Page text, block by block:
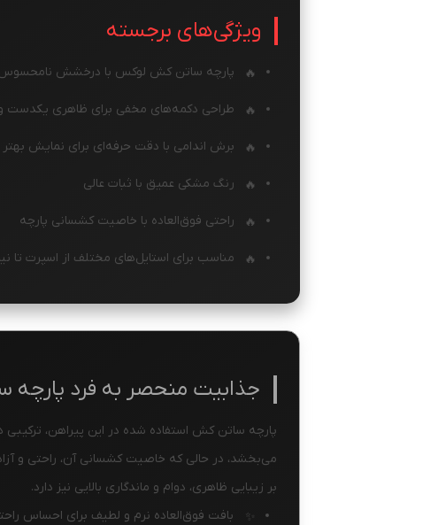
ویژگی‌های برجسته
پارچه ساتن کش لوکس با درخشش
طراحی دکمه‌های مخفی برای ظاهری یکدست
برش اندامی با دقت حرفه‌ای برای نمایش
رنگ مشکی عمیق با ثبات عالی
راحتی فوق‌العاده با خاصیت کشسانی پارچه
مناسب برای استایل‌های مختلف از اسپرت تا
جذابیت منحصر به فرد
پارچه ساتن کش استفاده شده در این پیراهن،
می‌بخشد، در حالی که خاصیت کشسانی آن، راحتی و
بر زیبایی ظاهری، دوام و ماندگاری بالایی نیز دارد.
بافت فوق‌العاده نرم و لطیف برای احساس